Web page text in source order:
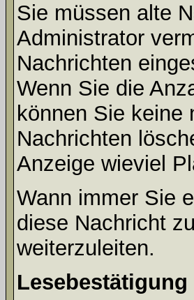
Sie müssen alte
Administrator
Nachrichten
Wenn Sie die
können Sie keine
Nachrichten
Anzeige wieviel
Wann immer Sie
diese Nachricht
weiterzuleiten.
Lesebestätigung